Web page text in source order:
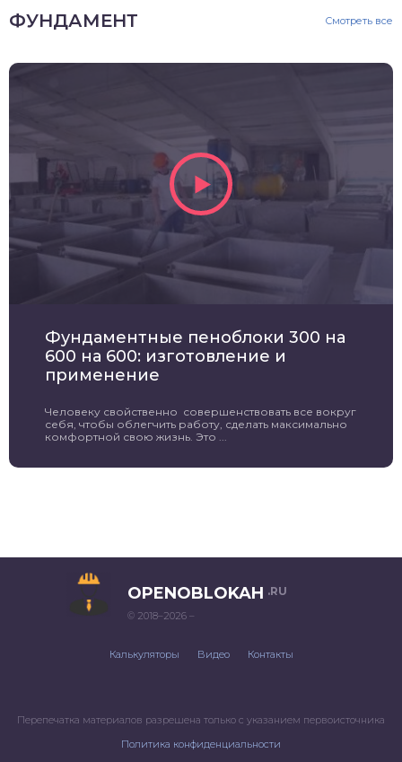
ФУНДАМЕНТ Смотреть все
Фундаментные пеноблоки 300 на
600 на 600: изготовление и
применение
Человеку свойственно совершенствовать все вокруг
себя, чтобы облегчить работу, сделать максимально
комфортной свою жизнь. Это ...
OPENOBLOKAH .RU
© 2018–2026 –
Калькуляторы Видео Контакты
Перепечатка материалов разрешена только с указанием первоисточника
Политика конфиденциальности